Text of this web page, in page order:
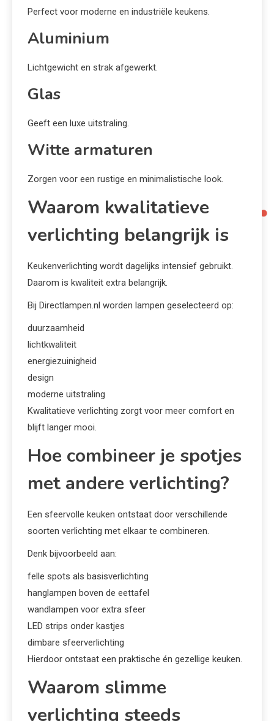
Perfect voor moderne en industriële keukens.
Aluminium
Lichtgewicht en strak afgewerkt.
Glas
Geeft een luxe uitstraling.
Witte armaturen
Zorgen voor een rustige en minimalistische look.
Waarom kwalitatieve
verlichting belangrijk is
Keukenverlichting wordt dagelijks intensief gebruikt.
Daarom is kwaliteit extra belangrijk.
Bij Directlampen.nl worden lampen geselecteerd op:
duurzaamheid
lichtkwaliteit
energiezuinigheid
design
moderne uitstraling
Kwalitatieve verlichting zorgt voor meer comfort en
blijft langer mooi.
Hoe combineer je spotjes
met andere verlichting?
Een sfeervolle keuken ontstaat door verschillende
soorten verlichting met elkaar te combineren.
Denk bijvoorbeeld aan:
felle spots als basisverlichting
hanglampen boven de eettafel
wandlampen voor extra sfeer
LED strips onder kastjes
dimbare sfeerverlichting
Hierdoor ontstaat een praktische én gezellige keuken.
Waarom slimme
verlichting steeds